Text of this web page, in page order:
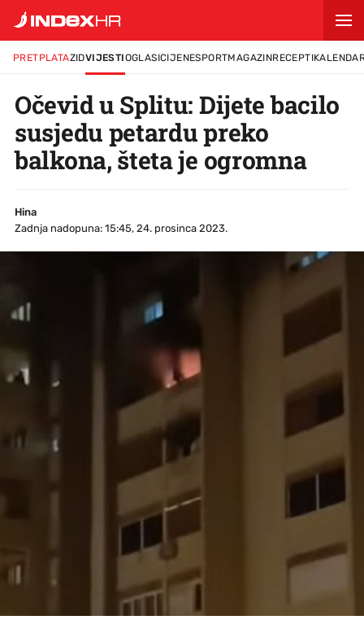
PRETPLATAZIDVIJESTIOGLASICIJENESPORTMAGAZINRECEPTI
Očevid u Splitu: Dijete bacilo
susjedu petardu preko
balkona, šteta je ogromna
Hina
Zadnja nadopuna: 15:45, 24. prosinca 2023.